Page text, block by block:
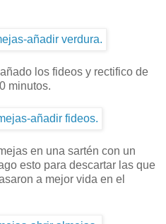
los fideos y rectifico de
minutos.
en una sartén con un
esto para descartar las que
a mejor vida en el